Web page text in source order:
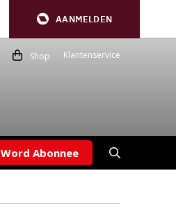
AANMELDEN
Shop Klantenservice
Word Abonnee